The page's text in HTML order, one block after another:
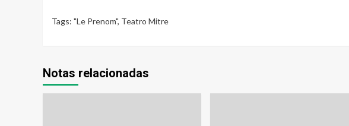
Tags: "Le Prenom", Teatro Mitre
Notas relacionadas